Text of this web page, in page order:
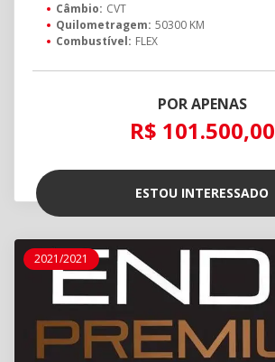
Câmbio: CVT
Quilometragem: 50300 KM
Combustível: FLEX
POR APENAS
R$ 101.500,00
ESTOU INTERESSADO
2021/2021